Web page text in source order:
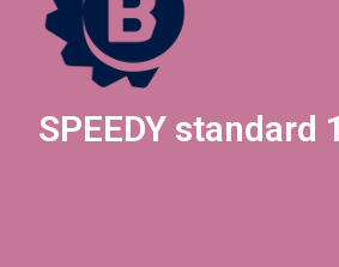
SPEEDY standard